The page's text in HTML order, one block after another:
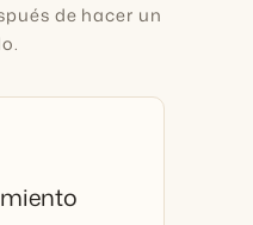
de hacer un